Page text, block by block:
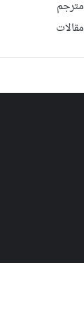
مترجم
مقالات